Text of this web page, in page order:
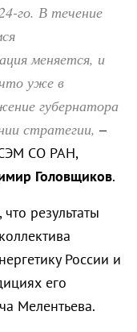
го. В течение
меняется, и
уже в
губернатора
стратегии, –
СО РАН,
Головщиков.
результаты
России и
его
Мелентьева.